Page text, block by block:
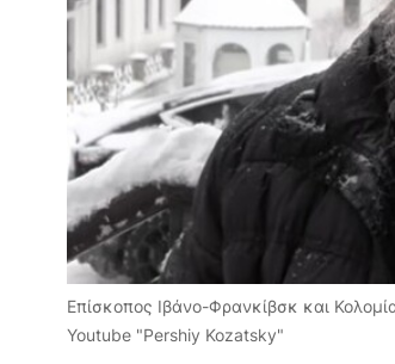
Επίσκοπος Ιβάνο-Φρανκίβσκ και
Youtube "Pershiy Kozatsky"